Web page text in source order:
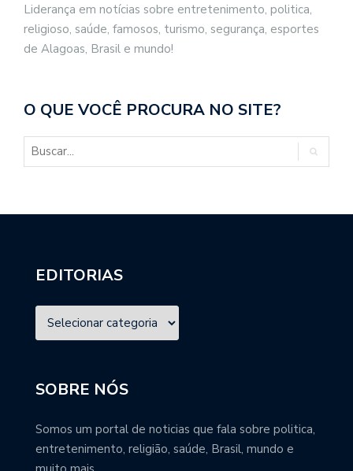
Liderança em notícias sobre entretenimento, politica,
religioso, saúde, famosos, turismo, segurança, esportes
de Alagoas, Brasil e mundo!
O QUE VOCÊ PROCURA NO SITE?
EDITORIAS
SOBRE NÓS
Somos um portal de noticias que fala sobre politica,
entretenimento, religião, saúde, Brasil, mundo e